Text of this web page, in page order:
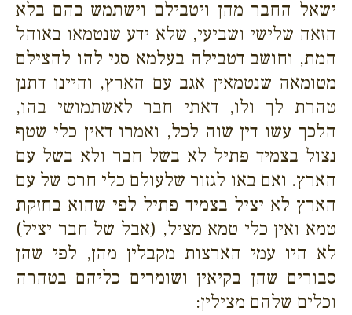
ישאל החבר מהן ויטבילם וישתמש בהם בלא
הזאה שלישי ושביעי, שלא ידע שנטמאו באוהל
המת, וחושב דטבילה בעלמא סגי להו להצילם
מטומאה שנטמאין אגב עם הארץ, והיינו דתנן
טהרת לך ולו, דאתי חבר לאשתמושי בהו,
הלכך עשו דין שוה לכל, ואמרו דאין כלי שטף
נצול בצמיד פתיל לא בשל חבר ולא בשל עם
הארץ. ואם באו לגזור שלעולם כלי חרס של עם
הארץ לא יציל בצמיד פתיל לפי שהוא בחזקת
טמא ואין כלי טמא מציל, (אבל של חבר יציל)
לא היו עמי הארצות מקבלין מהן, לפי שהן
סבורים שהן בקיאין ושומרים כליהם בטהרה
וכלים שלהם מצילין: